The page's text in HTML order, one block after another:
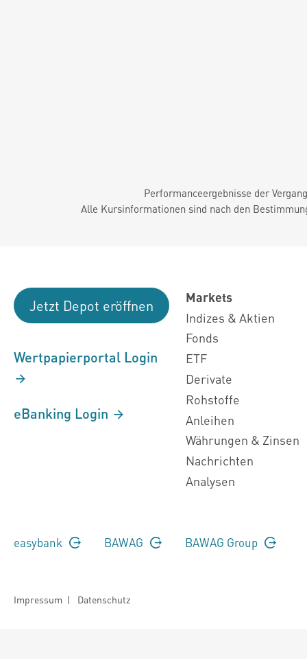
Performanceergebnisse der
Alle Kursinformationen sind nach den
Jetzt Depot eröffnen
Wertpapierportal Login
eBanking Login
Markets
Indizes & Aktien
Fonds
ETF
Derivate
Rohstoffe
Anleihen
Währungen & Zinsen
Nachrichten
Analysen
easybank BAWAG BAWAG Group
Impressum | Datenschutz